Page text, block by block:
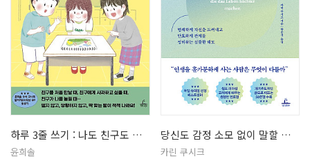
하루 3줄 쓰기 : 나도 친구도 오해…
윤희솔
당신도 감정 소모 없이 말할 수 있습…
카린 쿠시크